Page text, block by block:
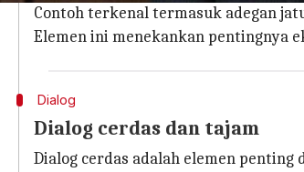
Contoh terkenal termasuk adegan
Elemen ini menekankan pentingnya
Dialog
Dialog cerdas dan tajam
Dialog cerdas adalah elemen